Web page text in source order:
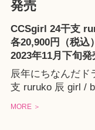
発売
CCSgirl 24干支
各20,900円（税込）
2023年11月下旬発
辰年にちなんだド
支 ruruko 辰 girl /
MORE ＞